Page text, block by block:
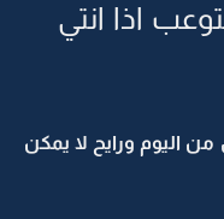
اذا انتي
اليوم ورايح لا يمكن